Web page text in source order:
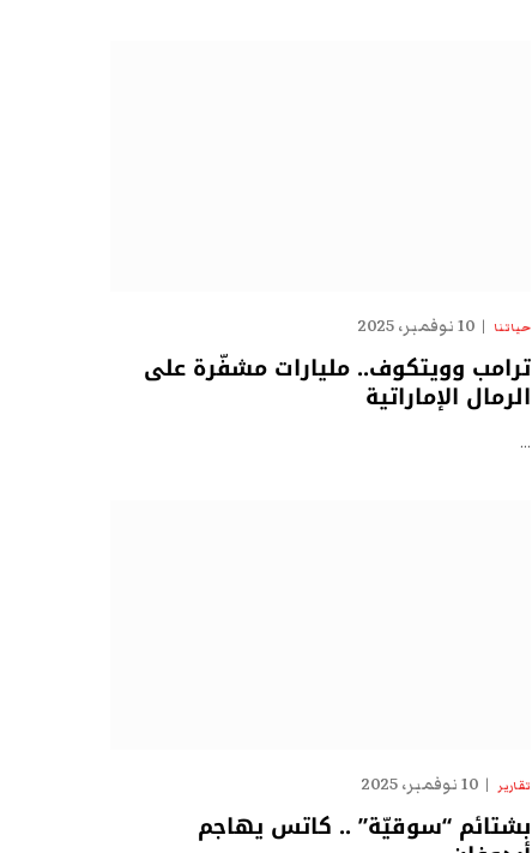
حياتنا 10 نوفمبر، 2025
ترامب وويتكوف.. مليارات مشفّرة على
الرمال الإماراتية
…
تقارير 10 نوفمبر، 2025
بشتائم “سوقيّة” .. كاتس يهاجم